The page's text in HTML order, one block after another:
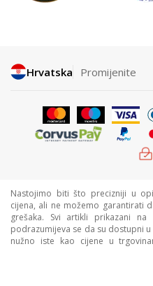
Hrvatska Promijenite
Nastojimo biti što precizniji u
cijena, ali ne možemo garantirati
grešaka. Svi artikli prikazani
podrazumijeva se da su dostupni
nužno iste kao cijene u